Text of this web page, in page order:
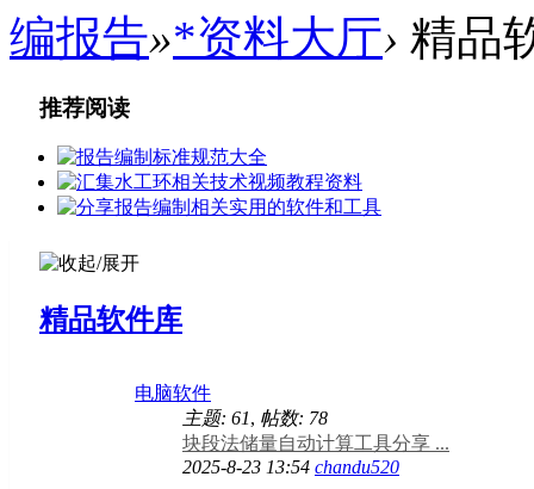
编报告»*资料大厅› 精品
推荐阅读
精品软件库
电脑软件
主题: 61, 帖数: 78
块段法储量自动计算工具分享 ...
2025-8-23 13:54 chandu520